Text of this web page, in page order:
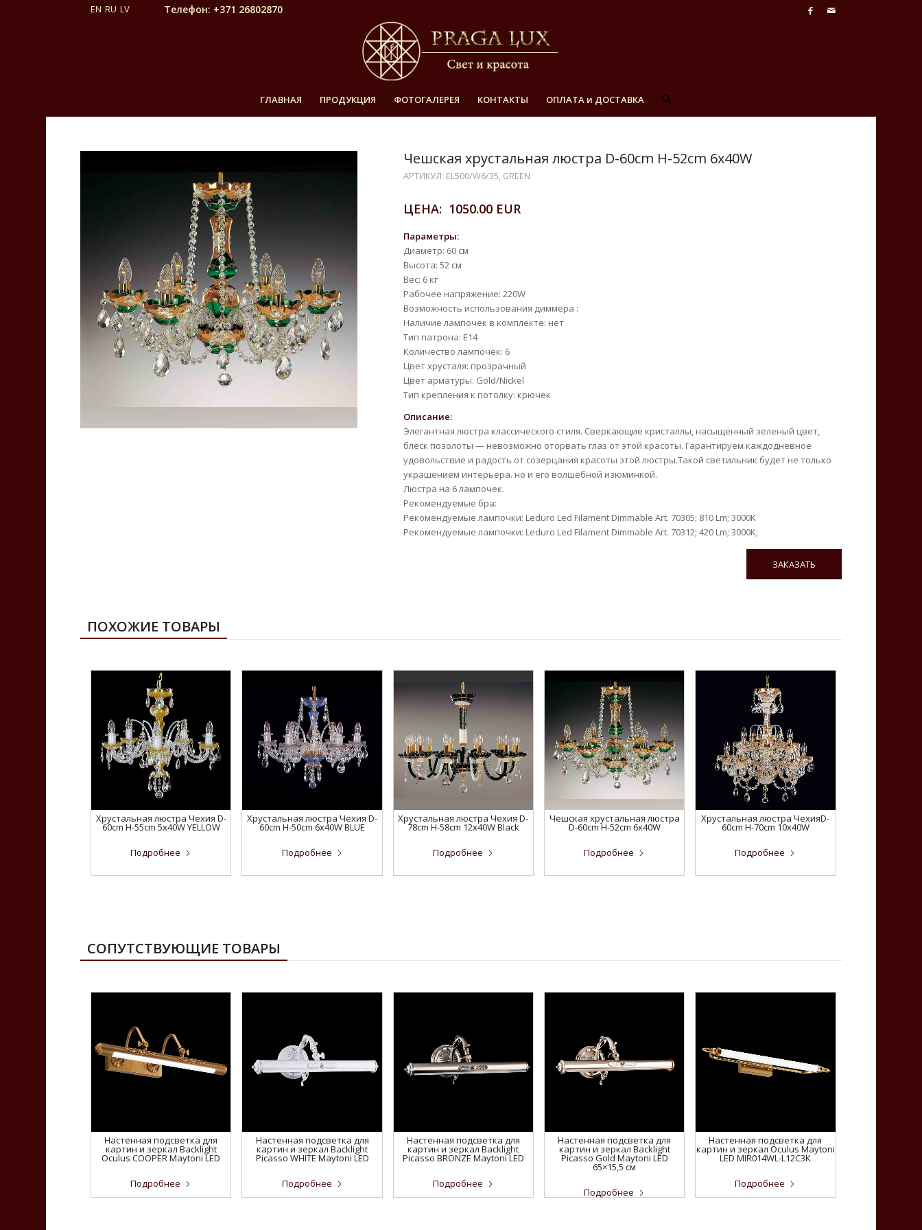
Телефон: +371 26802870
ГЛАВНАЯ ПРОДУКЦИЯ ФОТОГАЛЕРЕЯ КОНТАКТЫ ОПЛАТА и ДОСТАВКА
Чешская хрустальная люстра D-60cm H-52cm 6x40W
АРТИКУЛ: EL500/W6/35, GREEN
ЦЕНА: 1050.00 EUR
Параметры:
Диаметр: 60 см
Высота: 52 см
Вес: 6 кг
Рабочее напряжение: 220W
Возможность использования диммера :
Наличие лампочек в комплекте: нет
Тип патрона: E14
Количество лампочек: 6
Цвет хрусталя: прозрачный
Цвет арматуры: Gold/Nickel
Тип крепления к потолку: крючек
Описание:
Элегантная люстра классического стиля. Сверкающие кристаллы, насыщенный зеленый цвет,
блеск позолоты — невозможно оторвать глаз от этой красоты. Гарантируем каждодневное
удовольствие и радость от созерцания красоты этой люстры.Такой светильник будет не только
украшением интерьера. но и его волшебной изюминкой.
Люстра на 6 лампочек.
Рекомендуемые бра:
Рекомендуемые лампочки: Leduro Led Filament Dimmable Art. 70305; 810 Lm; 3000K
Рекомендуемые лампочки: Leduro Led Filament Dimmable Art. 70312; 420 Lm; 3000K;
ЗАКАЗАТЬ
ПОХОЖИЕ ТОВАРЫ
Хрустальная люстра Чехия D-
60cm H-55cm 5x40W YELLOW
Подробнее
Хрустальная люстра Чехия D-
60cm H-50cm 6x40W BLUE
Подробнее
Хрустальная люстра Чехия D-
78cm H-58cm 12x40W Black
Подробнее
Чешская хрустальная люстра
D-60cm H-52cm 6x40W
Подробнее
Хрустальная люстра ЧехияD-
60cm H-70cm 10x40W
Подробнее
СОПУТСТВУЮЩИЕ ТОВАРЫ
Настенная подсветка для
картин и зеркал Backlight
Oculus COOPER Maytoni LED
Подробнее
Настенная подсветка для
картин и зеркал Backlight
Picasso WHITE Maytoni LED
Подробнее
Настенная подсветка для
картин и зеркал Backlight
Picasso BRONZE Maytoni LED
Подробнее
Настенная подсветка для
картин и зеркал Backlight
Picasso Gold Maytoni LED
65×15,5 см
Подробнее
Настенная подсветка для
картин и зеркал Oculus Maytoni
LED MIR014WL-L12C3K
Подробнее